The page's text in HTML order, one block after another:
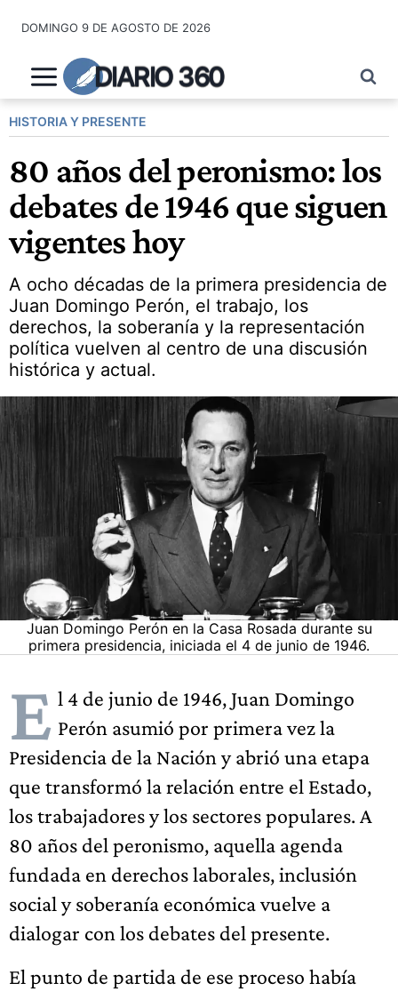
contenido
DOMINGO 9 DE AGOSTO DE 2026
DIARIO 360
HISTORIA Y PRESENTE
80 años del peronismo: los
debates de 1946 que siguen
vigentes hoy
A ocho décadas de la primera presidencia de
Juan Domingo Perón, el trabajo, los
derechos, la soberanía y la representación
política vuelven al centro de una discusión
histórica y actual.
Juan Domingo Perón en la Casa Rosada durante su
primera presidencia, iniciada el 4 de junio de 1946.
E l 4 de junio de 1946, Juan Domingo
Perón asumió por primera vez la
Presidencia de la Nación y abrió una etapa
que transformó la relación entre el Estado,
los trabajadores y los sectores populares. A
80 años del peronismo, aquella agenda
fundada en derechos laborales, inclusión
social y soberanía económica vuelve a
dialogar con los debates del presente.
El punto de partida de ese proceso había